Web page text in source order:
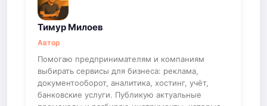
Тимур Милоев
Автор
Помогаю предпринимателям и компаниям
выбирать сервисы для бизнеса: реклама,
документооборот, аналитика, хостинг, учёт,
банковские услуги. Публикую актуальные